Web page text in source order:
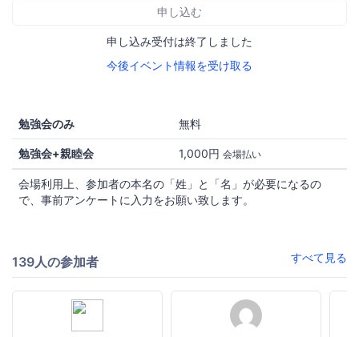
申し込む
申し込み受付は終了しました
今後イベント情報を受け取る
勉強会のみ 無料
勉強会+親睦会 1,000円 会場払い
会場利用上、参加者の本名の「姓」と「名」が必要になるの
で、事前アンケートに入力をお願い致します。
139人の参加者 すべて見る